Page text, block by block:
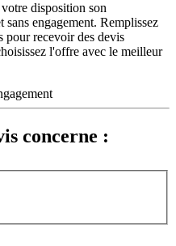
disposition son
engagement. Remplissez
pour recevoir des devis
l'offre avec le meilleur
concerne :